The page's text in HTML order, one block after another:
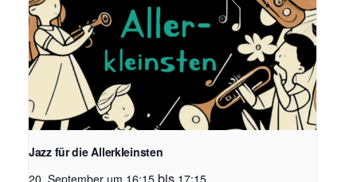
Jazz für die Allerkleinsten